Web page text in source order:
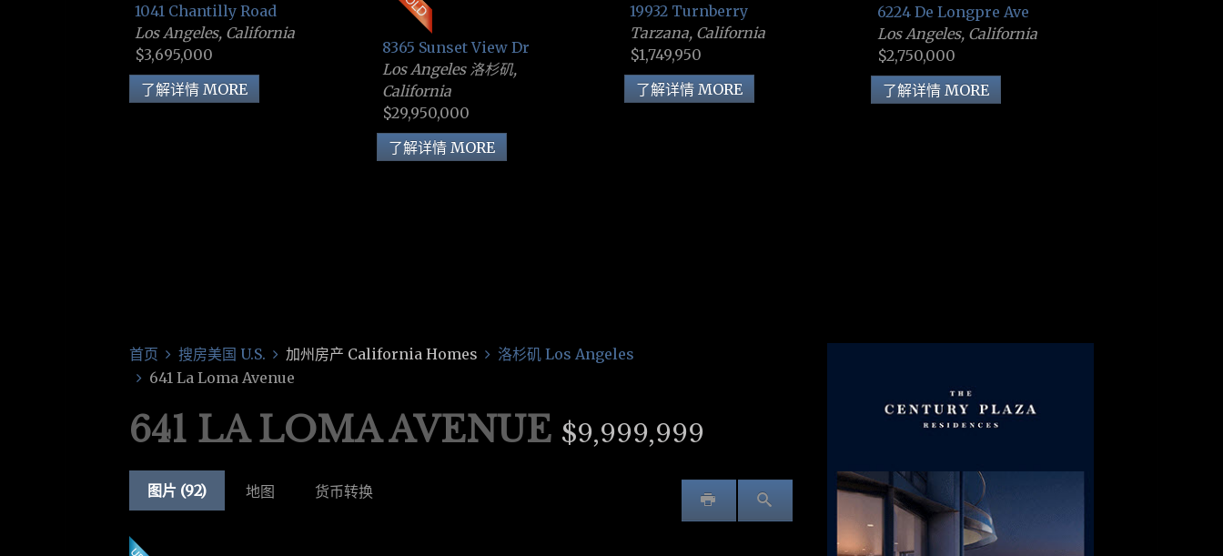
1041 Chantilly Road
Los Angeles, California
$3,695,000
了解详情 MORE
8365 Sunset View Dr
Los Angeles 洛杉矶,
California
$29,950,000
了解详情 MORE
19932 Turnberry
Tarzana, California
$1,749,950
了解详情 MORE
6224 De Longpre Ave
Los Angeles, California
$2,750,000
了解详情 MORE
首页 搜房美国 U.S. 加州房产 California Homes
洛杉矶 Los Angeles
641 La Loma Avenue
641 LA LOMA AVENUE $9,999,999
图片 (92) 地图 货币转换